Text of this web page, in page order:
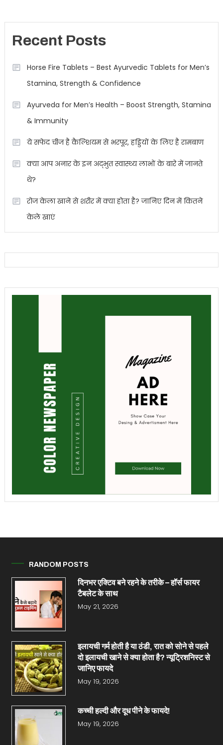
Recent Posts
Horse Fire Tablets – Best Ayurvedic Tablets for Men’s
Stamina, Strength & Confidence
Ayurveda for Men’s Health – Boost Strength, Stamina
& Immunity
ये सफेद चीज है कैल्शियम से भरपूर, हड्डियों के लिए है रामबाण
क्या आप अनार के इन अद्भुत स्वास्थ्य लाभों के बारे में जानते
थे?
रोज केला खाने से शरीर में क्या होता है? जानिए दिन में कितने
केले खाएं
RANDOM POSTS
दिनभर एक्टिव बने रहने के तरीके – हॉर्स फायर
टैबलेट के साथ
May 21, 2026
इलायची गर्म होती है या ठंडी, रात को सोने से पहले
दो इलायची खाने से क्या होता है? न्यूट्रिशनिस्ट से
जानिए फायदे
May 19, 2026
कच्ची हल्दी और दूध पीने के फायदे!
May 19, 2026